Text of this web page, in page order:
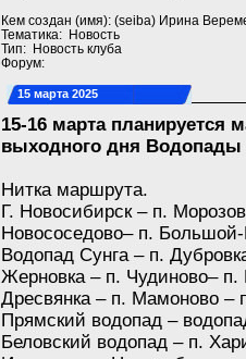
Кем создан (имя): (seiba) Ирина
Тематика: Новость
Тип: Новость клуба
Форум:
15 марта 2025
15-16 марта планируется
выходного дня
Нитка маршрута.
Г. Новосибирск – п.
Новососедово– п.
Водопад Сунга – п.
Жерновка – п. Чудиново– п.
Дресвянка – п. Мамоново –
Прямский водопад –
Беловский водопад – п.